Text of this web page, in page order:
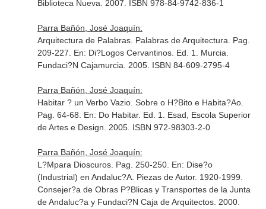
Biblioteca Nueva. 2007. ISBN 978-84-9742-836-1
Parra Bañón, José Joaquín:
Arquitectura de Palabras. Palabras de Arquitectura. Pag.
209-227. En: Di?Logos Cervantinos. Ed. 1. Murcia.
Fundaci?N Cajamurcia. 2005. ISBN 84-609-2795-4
Parra Bañón, José Joaquín:
Habitar ? un Verbo Vazio. Sobre o H?Bito e Habita?Ao.
Pag. 64-68. En: Do Habitar. Ed. 1. Esad, Escola Superior
de Artes e Design. 2005. ISBN 972-98303-2-0
Parra Bañón, José Joaquín:
L?Mpara Dioscuros. Pag. 250-250. En: Dise?o
(Industrial) en Andaluc?A. Piezas de Autor. 1920-1999
Consejer?a de Obras P?Blicas y Transportes de la Junta
de Andaluc?a y Fundaci?N Caja de Arquitectos. 2000.